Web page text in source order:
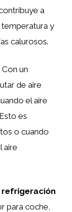
a
temperatura y
calurosos.
Con un
de aire
el aire
es
o cuando
aire
refrigeración
para coche,